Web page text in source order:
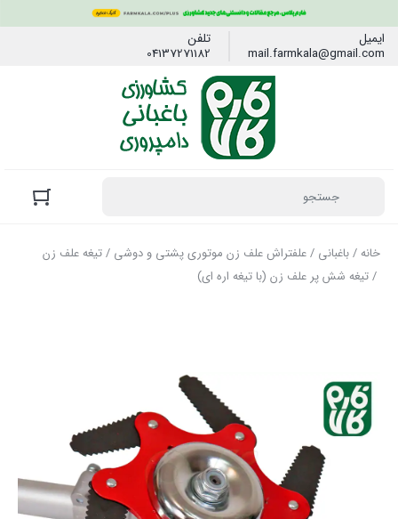
ایمیل
mail.farmkala@gmail.com
تلفن
04137271182
خانه/باغبانی /علفتراش علف زن موتوری پشتی و دوشی /تیغه علف زن
/ تیغه شش پر علف زن (با تیغه اره ای)